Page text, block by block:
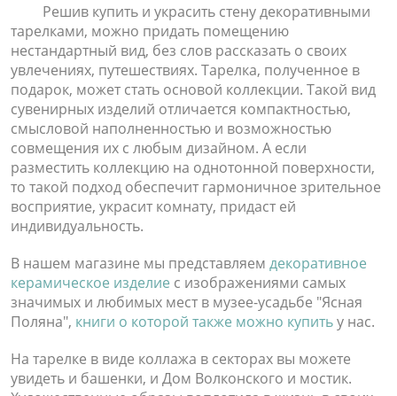
Решив купить и украсить стену декоративными
тарелками, можно придать помещению
нестандартный вид, без слов рассказать о своих
увлечениях, путешествиях. Тарелка, полученное в
подарок, может стать основой коллекции. Такой вид
сувенирных изделий отличается компактностью,
смысловой наполненностью и возможностью
совмещения их с любым дизайном. А если
разместить коллекцию на однотонной поверхности,
то такой подход обеспечит гармоничное зрительное
восприятие, украсит комнату, придаст ей
индивидуальность.
В нашем магазине мы представляем декоративное
керамическое изделие с изображениями самых
значимых и любимых мест в музее-усадьбе "Ясная
Поляна", книги о которой также можно купитьу нас.
На тарелке в виде коллажа в секторах вы можете
увидеть и башенки, и Дом Волконского и мостик.